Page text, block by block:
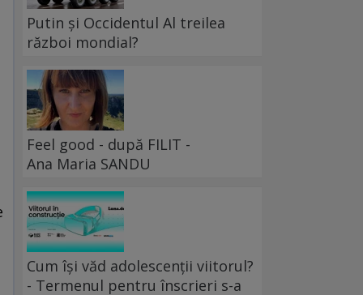
Putin și Occidentul Al treilea
război mondial?
Feel good - după FILIT -
Ana Maria SANDU
Cum își văd adolescenții viitorul?
- Termenul pentru înscrieri s-a